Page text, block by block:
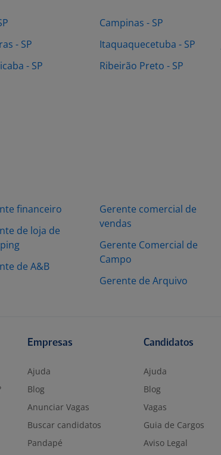
- SP
- SP
Campinas - SP
Itaquaquecetuba - SP
Ribeirão Preto - SP
financeiro
de loja de
de A&B
Gerente comercial de
vendas
Gerente Comercial de
Campo
Gerente de Arquivo
Empresas
Ajuda
Blog
Anunciar Vagas
Buscar candidatos
Pandapé
Candidatos
Ajuda
Blog
Vagas
Guia de Cargos
Aviso Legal